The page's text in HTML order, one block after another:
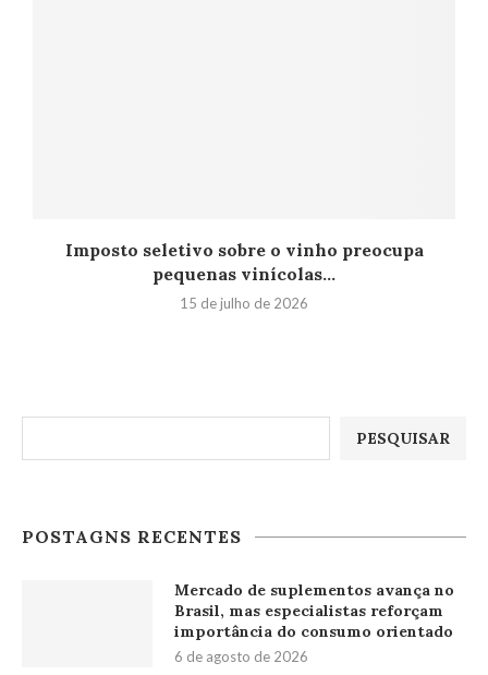
Imposto seletivo sobre o vinho preocupa
pequenas vinícolas...
15 de julho de 2026
PESQUISAR
POSTAGNS RECENTES
Mercado de suplementos avança no
Brasil, mas especialistas reforçam
importância do consumo orientado
6 de agosto de 2026